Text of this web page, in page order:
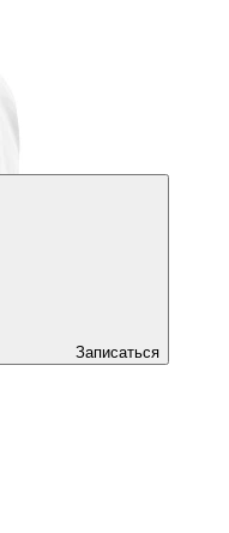
Записаться